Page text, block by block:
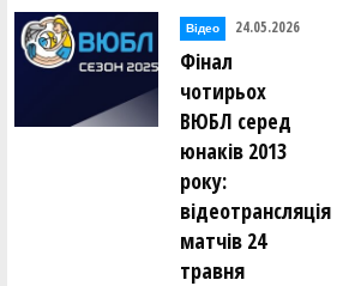
Відео 24.05.2026
Фінал
чотирьох
ВЮБЛ серед
юнаків 2013
року:
відеотрансляція
матчів 24
травня